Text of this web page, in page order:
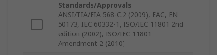
Standards/Approvals
ANSI/TIA/EIA 568-C.2 (2009), EAC, EN
50173, IEC 60332-1, ISO/IEC 11801 2nd
edition (2002), ISO/IEC 11801
Amendment 2 (2010)